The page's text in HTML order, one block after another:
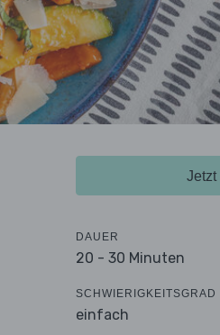
Jetzt
DAUER
20 - 30 Minuten
SCHWIERIGKEITSGRAD
einfach